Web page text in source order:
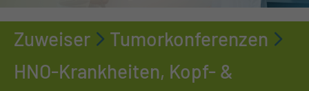
Zuweiser
Tumorkonferenzen
HNO-Krankheiten, Kopf- &